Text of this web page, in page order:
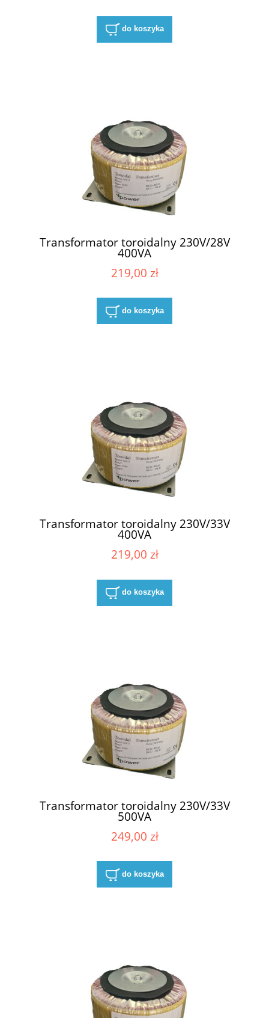
do koszyka
Transformator toroidalny 230V/28V
400VA
219,00 zł
do koszyka
Transformator toroidalny 230V/33V
400VA
219,00 zł
do koszyka
Transformator toroidalny 230V/33V
500VA
249,00 zł
do koszyka